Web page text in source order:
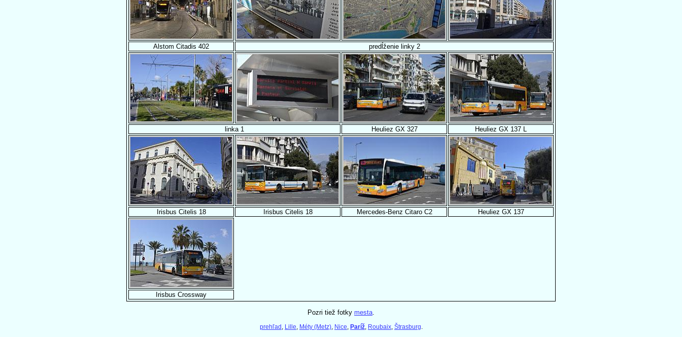
Alstom Citadis 402 predĺženie linky 2
linka 1 Heuliez GX 327 Heuliez GX 137 L
Irisbus Citelis 18 Irisbus Citelis 18 Mercedes-Benz Citaro C2 Heuliez GX 137
Irisbus Crossway
Pozri tiež fotky mesta
prehľad , Lille, Méty (Metz), Nice, Paríž, Roubaix, Štrasburg.